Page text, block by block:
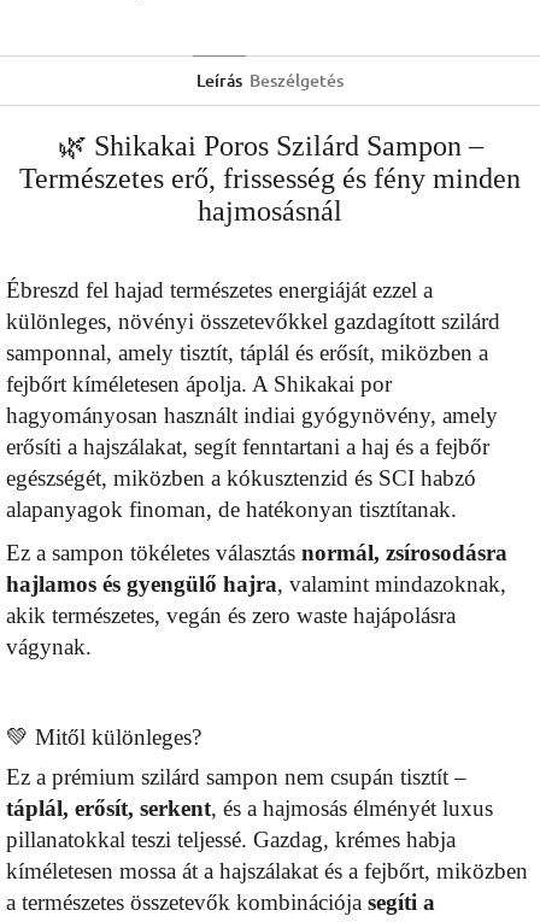
Leírás Beszélgetés
🌿 Shikakai Poros Szilárd Sampon –
Természetes erő, frissesség és fény minden
hajmosásnál
Ébreszd fel hajad természetes energiáját ezzel a
különleges, növényi összetevőkkel gazdagított szilárd
samponnal, amely tisztít, táplál és erősít, miközben a
fejbőrt kíméletesen ápolja. A Shikakai por
hagyományosan használt indiai gyógynövény, amely
erősíti a hajszálakat, segít fenntartani a haj és a fejbőr
egészségét, miközben a kókusztenzid és SCI habzó
alapanyagok finoman, de hatékonyan tisztítanak.
Ez a sampon tökéletes választás normál, zsírosodásra
hajlamos és gyengülő hajra, valamint mindazoknak,
akik természetes, vegán és zero waste hajápolásra
vágynak.
💚 Mitől különleges?
Ez a prémium szilárd sampon nem csupán tisztít –
táplál, erősít, serkent, és a hajmosás élményét luxus
pillanatokkal teszi teljessé. Gazdag, krémes habja
kíméletesen mossa át a hajszálakat és a fejbőrt, miközben
a természetes összetevők kombinációja segíti a